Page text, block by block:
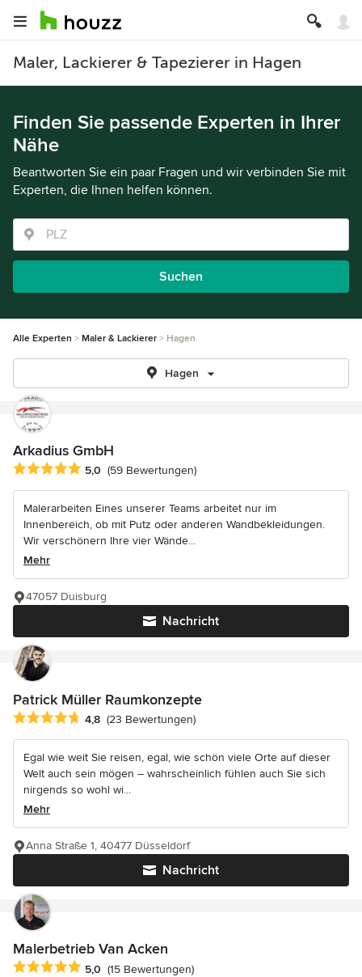
Maler, Lackierer & Tapezierer in Hagen
Finden Sie passende Experten in Ihrer
Nähe
Beantworten Sie ein paar Fragen und wir verbinden Sie mit
Experten, die Ihnen helfen können.
Suchen
Alle Experten Maler & Lackierer Hagen
Hagen
Arkadius GmbH
Durchschnittliche Bewertung: 5 von 5 Sternen
5,0 (59 Bewertungen)
Malerarbeiten Eines unserer Teams arbeitet nur im
Innenbereich, ob mit Putz oder anderen Wandbekleidungen.
Wir verschönern Ihre vier Wände...
Mehr
Nachricht
47057 Duisburg
Patrick Müller Raumkonzepte
Durchschnittliche Bewertung: 4.8 von 5 Sternen
4,8 (23 Bewertungen)
Egal wie weit Sie reisen, egal, wie schön viele Orte auf dieser
Welt auch sein mögen – wahrscheinlich fühlen auch Sie sich
nirgends so wohl wi...
Mehr
Nachricht
Anna Straße 1, 40477 Düsseldorf
Malerbetrieb Van Acken
Durchschnittliche Bewertung: 5 von 5 Sternen
5,0 (15 Bewertungen)